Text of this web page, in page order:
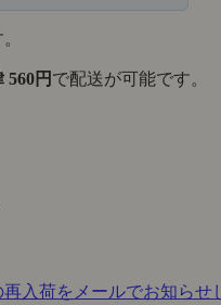
560円 で配送が可能です。
入荷をメールでお知らせ